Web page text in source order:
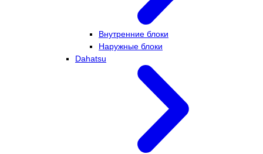
Внутренние блоки
Наружные блоки
Dahatsu